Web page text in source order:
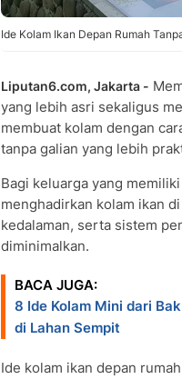
Ide Kolam Ikan Depan Rumah
Liputan6.com, Jakarta -
yang lebih asri sekaligus
membuat kolam dengan
tanpa galian yang lebih
Bagi keluarga yang
menghadirkan kolam ikan
kedalaman, serta sistem
diminimalkan.
BACA JUGA:
8 Ide Kolam Mini dari
di Lahan Sempit
Ide kolam ikan depan